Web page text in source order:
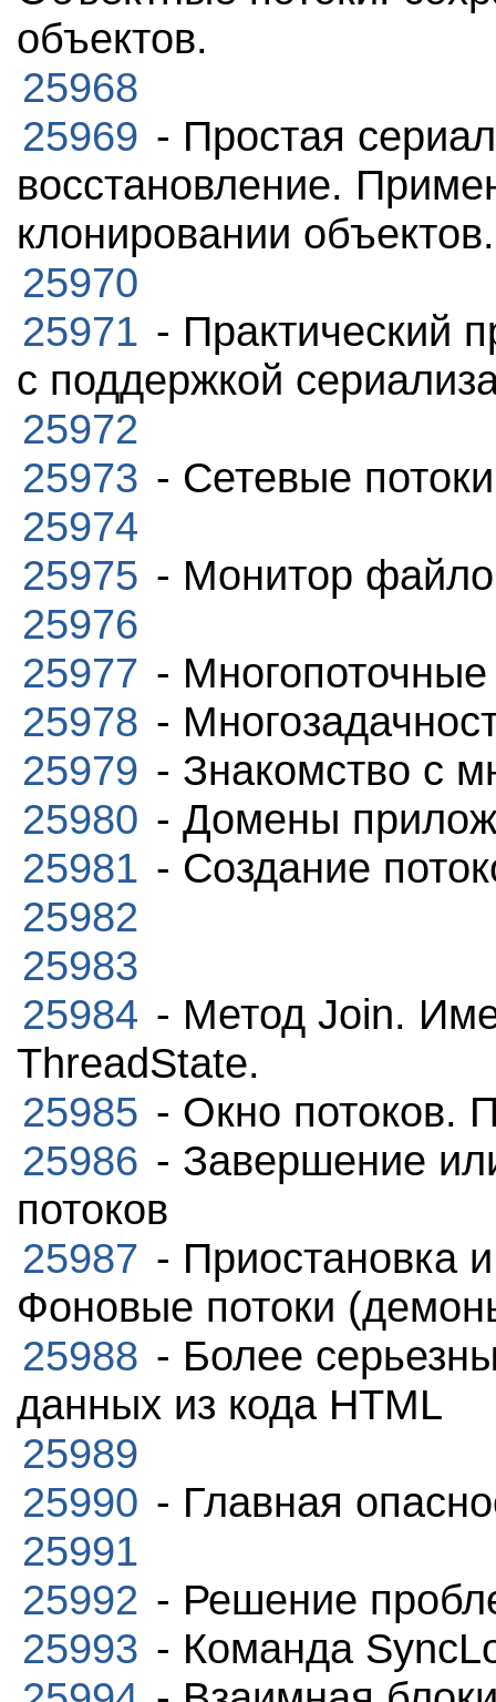
объектов.
25968
25969 - Простая
восстановление.
клонировании объектов.
25970
25971 - Практический
с поддержкой
25972
25973 - Сетевые потоки
25974
25975 - Монитор
25976
25977 -
25978 -
25979 - Знакомство с
25980 - Домены
25981 - Создание
25982
25983
25984 - Метод Join.
ThreadState.
25985 - Окно потоков.
25986 - Завершение
потоков
25987 - Приостановка
Фоновые потоки
25988 - Более
данных из кода HTML
25989
25990 - Главная
25991
25992 - Решение
25993 - Команда